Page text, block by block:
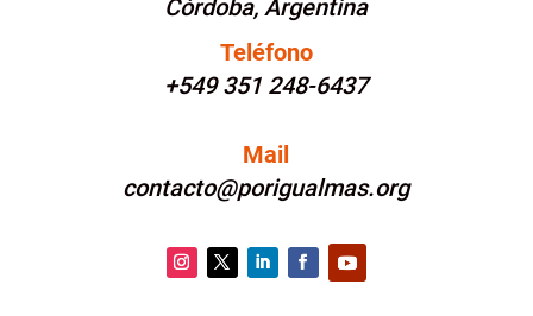
Córdoba, Argentina
Teléfono
+549 351 248-6437
Mail
contacto@porigualmas.org
Facebook